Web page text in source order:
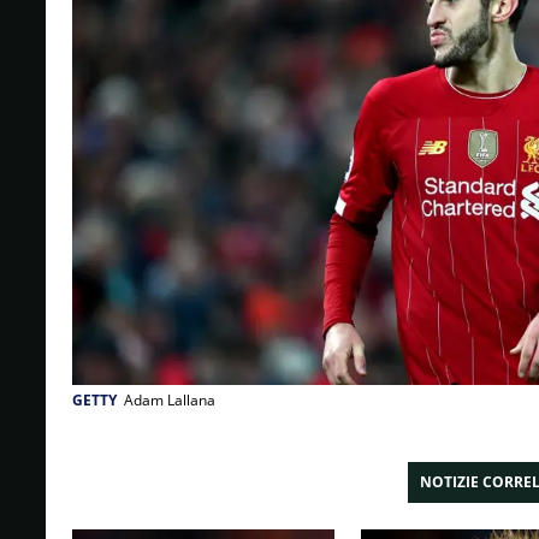
GETTY Adam Lallana
NOTIZIE